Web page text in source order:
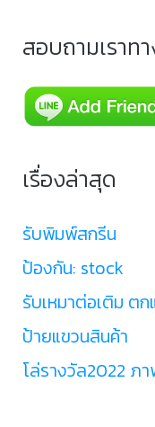
สอบถามเราท
เรื่องล่าสุด
รับพิมพ์สกรีน
ป้องกัน: stock
รับเหมาต่อเติม ต
ป้ายแขวนสินค้า
โล่รางวัล2022 ภ